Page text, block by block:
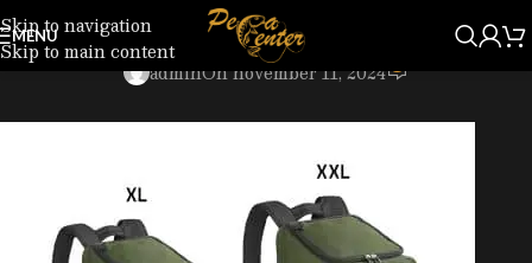
Skip to navigation
Skip to main content
MENU 101003685_5.jpg
adminOn november 11, 2024